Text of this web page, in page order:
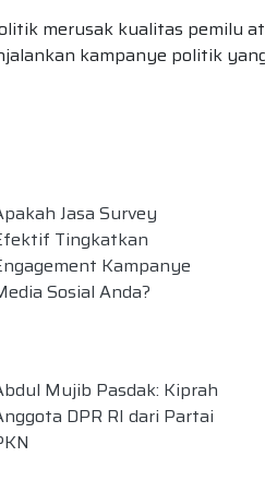
merusak kualitas pemilu
kampanye politik
Jasa Survey
Tingkatkan
Kampanye
Sosial Anda?
Mujib Pasdak: Kiprah
DPR RI dari Partai